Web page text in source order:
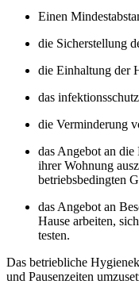
Einen
die Sicherstellung
die Einhaltung der
das
die Verminderung
das Angebot an
ihrer Wohnung
betriebsbedingten
das Angebot an
Hause arbeiten,
testen.
Das betriebliche
und Pausenzeiten